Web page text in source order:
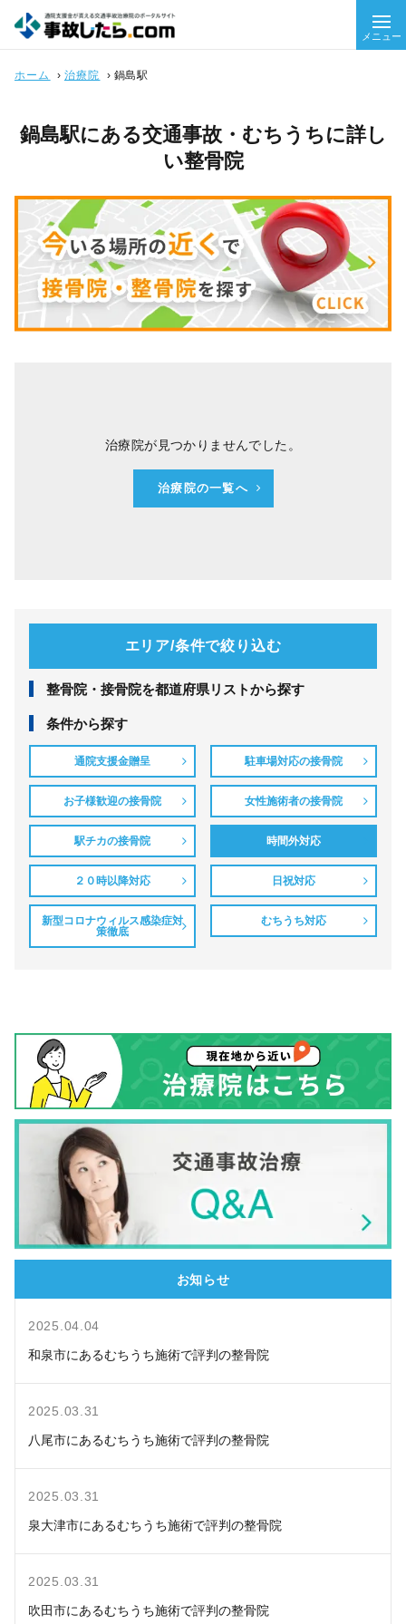
メニュー
ホーム › 治療院 › 鍋島駅
鍋島駅にある交通事故・むちうちに詳し
い整骨院
治療院が見つかりませんでした。
治療院の一覧へ
エリア/条件で絞り込む
整⾻院・接⾻院を都道府県リストから探す
条件から探す
通院支援金贈呈 駐車場対応の接骨院
お子様歓迎の接骨院 女性施術者の接骨院
駅チカの接骨院 時間外対応
２０時以降対応 日祝対応
新型コロナウィルス感染症対
策徹底
むちうち対応
お知らせ
2025.04.04
和泉市にあるむちうち施術で評判の整骨院
2025.03.31
八尾市にあるむちうち施術で評判の整骨院
2025.03.31
泉大津市にあるむちうち施術で評判の整骨院
2025.03.31
吹田市にあるむちうち施術で評判の整骨院